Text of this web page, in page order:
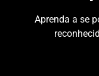
Aprenda a se